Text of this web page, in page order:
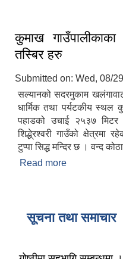
कुमाख
तस्बिर हरु
Submitted on: Wed, 08/
सल्यानको सदरमुकाम
धार्मिक तथा पर्यटकीय
पहाडको उचाई २५३७ मिटर
शिद्धे्रश्वरी गाउँको क्षेत्रमा
टुप्पा सिद्ध मन्दिर छ । वन्द
Read more
सूचना तथा समाचार